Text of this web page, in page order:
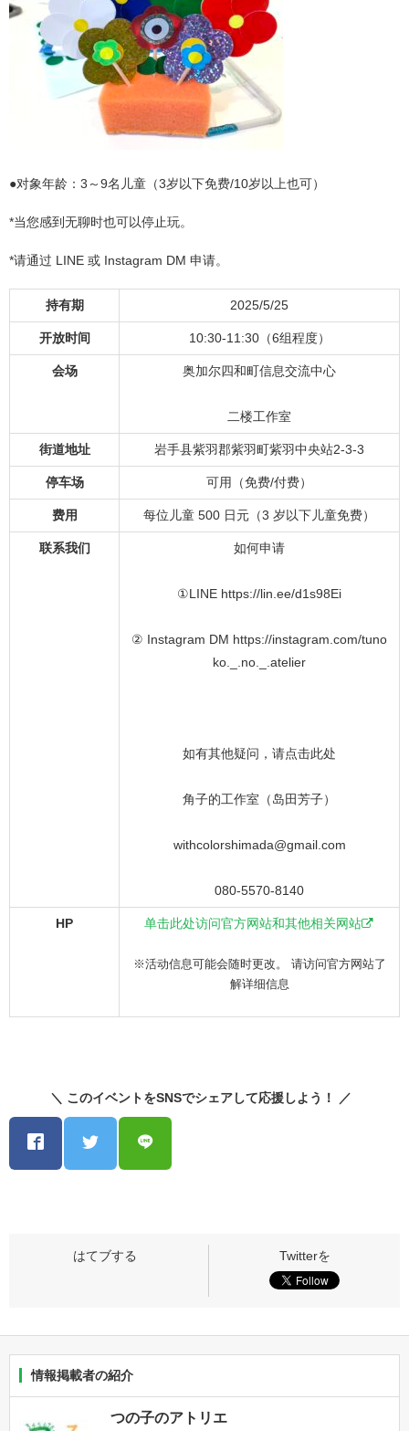
●对象年龄：3～9名儿童（3岁以下免费/10岁以上也可）
*当您感到无聊时也可以停止玩。
*请通过 LINE 或 Instagram DM 申请。
持有期 2025/5/25
开放时间 10:30-11:30（6组程度）
会场 奥加尔四和町信息交流中心
二楼工作室
街道地址 岩手县紫羽郡紫羽町紫羽中央站2-3-3
停车场 可用（免费/付费）
费用 每位儿童 500 日元（3 岁以下儿童免费）
联系我们 如何申请
①LINE https://lin.ee/d1s98Ei
② Instagram DM https://instagram.com/tuno
ko._.no._.atelier
如有其他疑问，请点击此处
角子的工作室（岛田芳子）
withcolorshimada@gmail.com
080-5570-8140
HP 单击此处访问官方网站和其他相关网站
※活动信息可能会随时更改。 请访问官方网站了
解详细信息
＼ このイベントをSNSでシェアして応援しよう！ ／
情報掲載者の紹介
つの子のアトリエ